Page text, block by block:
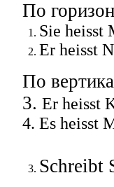
По
Sie heisst
Er heisst
По
3. Er heisst
4. Es heisst
Schreibt